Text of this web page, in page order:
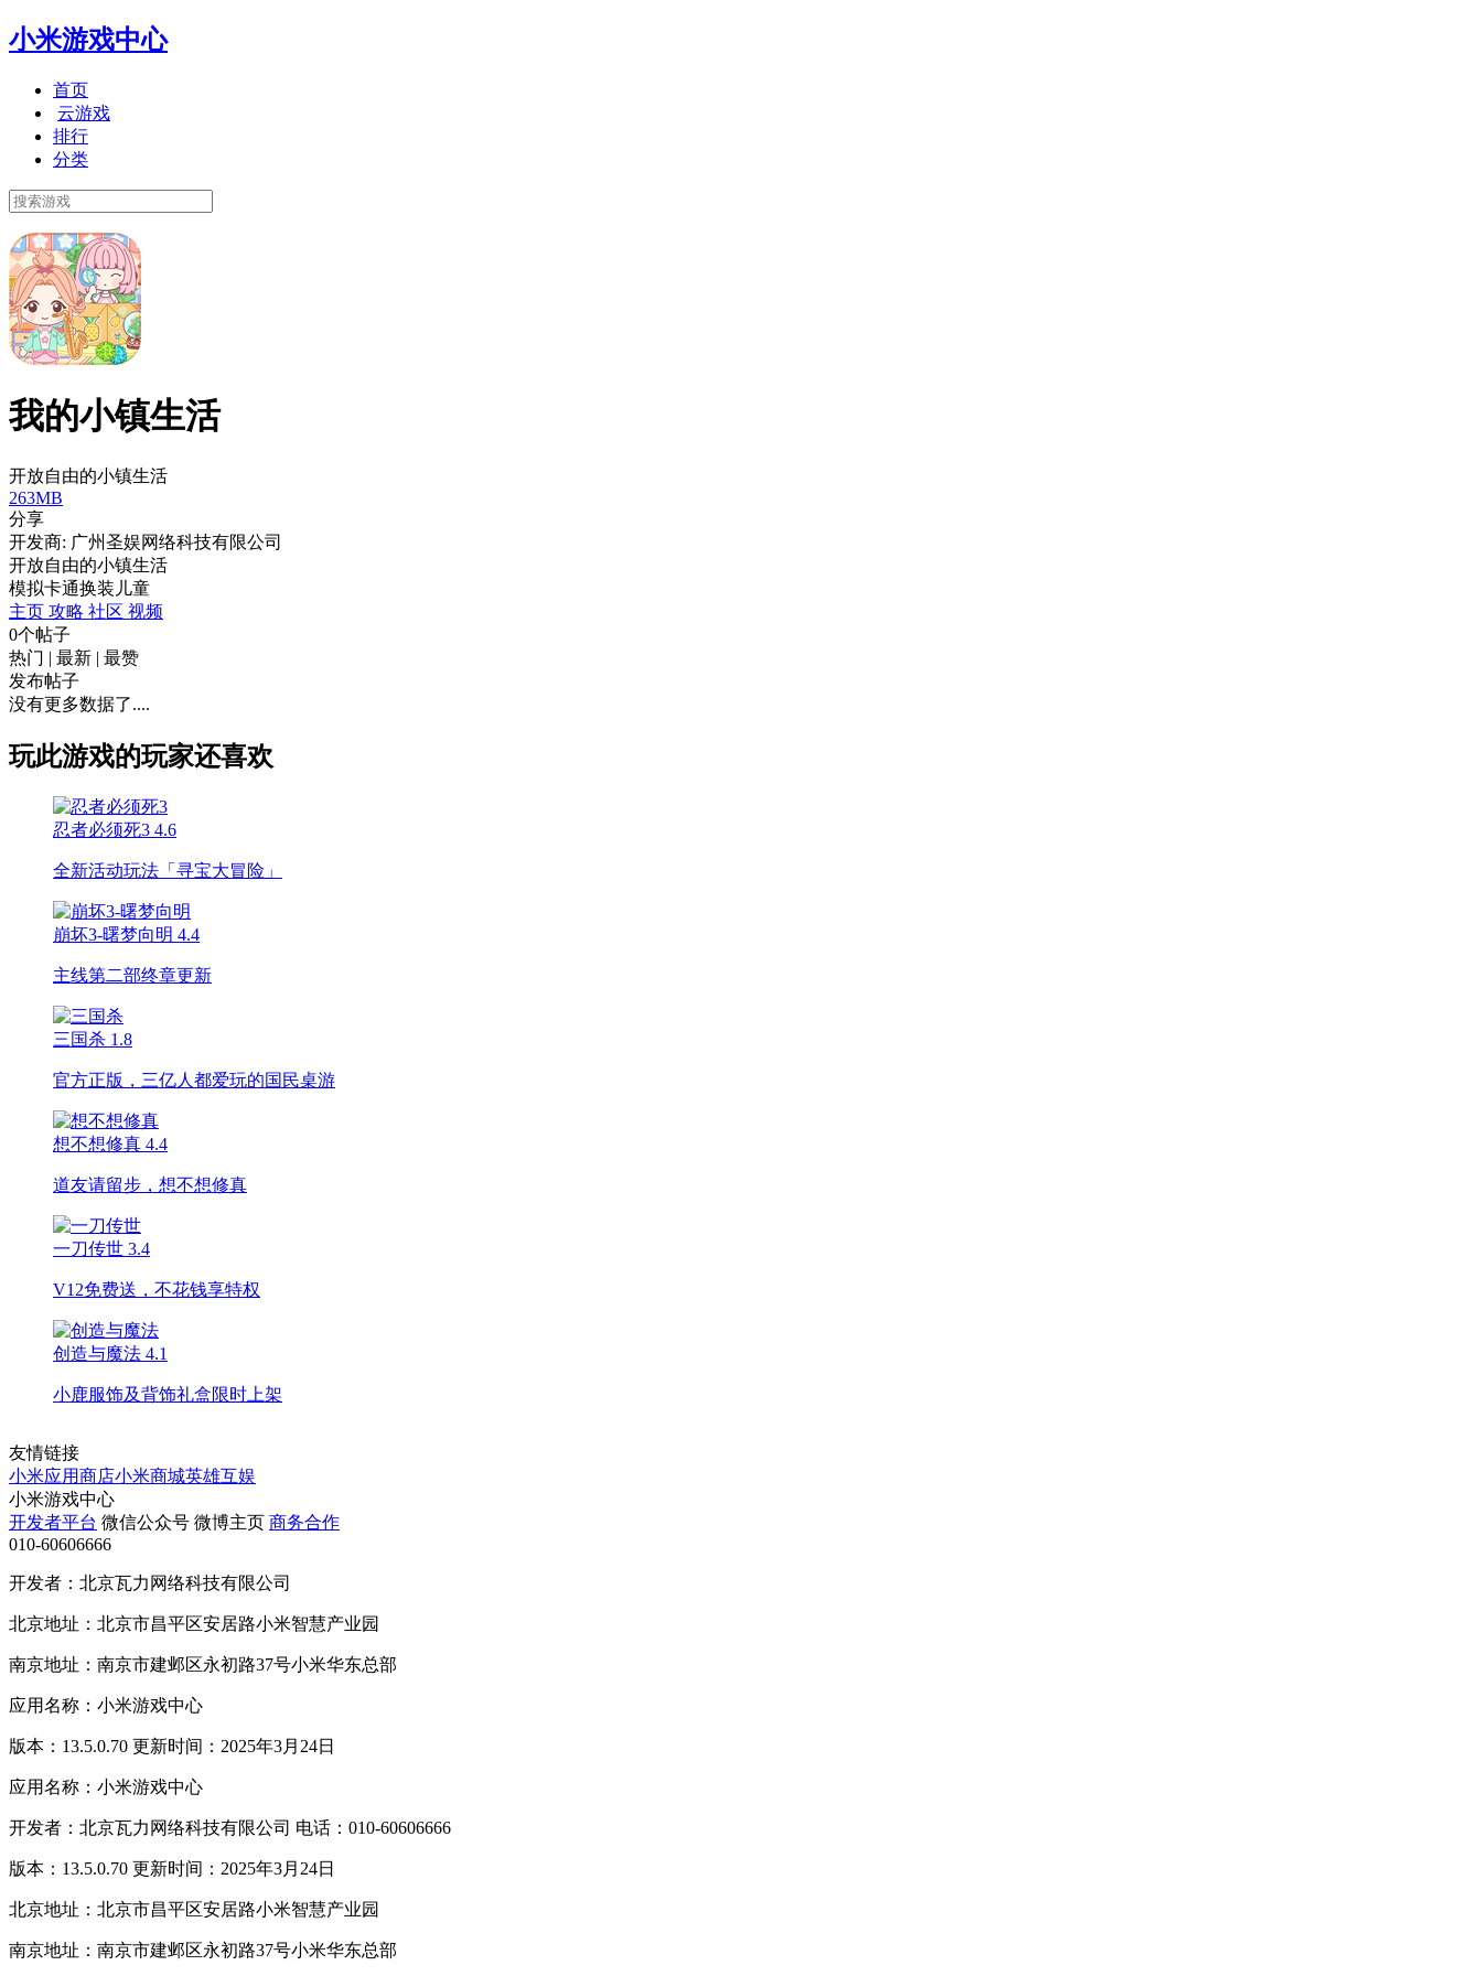
小米游戏中心
首页
云游戏
排行
分类
我的小镇生活
开放自由的小镇生活
263MB
分享
开发商: 广州圣娱网络科技有限公司
开放自由的小镇生活
模拟卡通换装 儿童
主页 攻略 社区 视频
0个帖子
热门 | 最新 | 最赞
发布帖子
没有更多数据了....
玩此游戏的玩家还喜欢
忍者必须死3 4.6
全新活动玩法「寻宝大冒险」
崩坏3-曙梦向明 4.4
主线第二部终章更新
三国杀 1.8
官方正版，三亿人都爱玩的国民桌游
想不想修真 4.4
道友请留步，想不想修真
一刀传世 3.4
V12免费送，不花钱享特权
创造与魔法 4.1
小鹿服饰及背饰礼盒限时上架
友情链接
小米应用商店小米商城英雄互娱
小米游戏中心
开发者平台 微信公众号 微博主页 商务合作
010-60606666
开发者：北京瓦力网络科技有限公司
北京地址：北京市昌平区安居路小米智慧产业园
南京地址：南京市建邺区永初路37号小米华东总部
应用名称：小米游戏中心
版本：13.5.0.70 更新时间：2025年3月24日
应用名称：小米游戏中心
开发者：北京瓦力网络科技有限公司 电话：010-60606666
版本：13.5.0.70 更新时间：2025年3月24日
北京地址：北京市昌平区安居路小米智慧产业园
南京地址：南京市建邺区永初路37号小米华东总部